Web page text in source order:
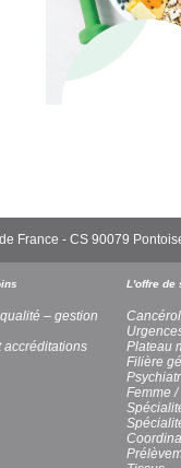
France - CS 90079
– gestion
accréditations
L'offre de
Plateau
Filière
Femme /